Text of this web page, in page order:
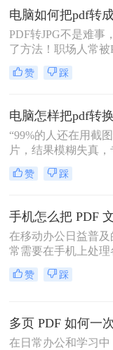
公族曾陷入“转换后
调整耗时”的困境。
PDF转JPG不是难事
了方法！职场人常被
率问题困扰：扫描版
糊、批量处理繁琐、
编，我见过太多人因
间。
赞 踩
“99%的人还在用截
片，结果模糊失真
塌。”作为一名深耕
评多年的博主，小编
办公人群和自媒体创
份精心制作的PDF
设计稿，精准无误地
片，是嵌入PPT、上
次编辑的常见刚需。
赞 踩
在移动办公日益普
常需要在手机上处
收到电子发票、合同
PDF格式，但对方要
片。
赞 踩
在日常办公和学习